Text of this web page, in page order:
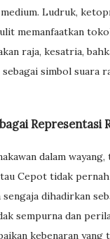
Ludruk,
memanfaatkan
raja, kesatria,
simbol suara
Representasi
dalam
Cepot tidak pernah
dihadirkan
sempurna dan
kebenaran yang